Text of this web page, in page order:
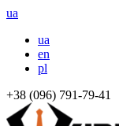
ua
ua
en
pl
+38 (096) 791-79-41